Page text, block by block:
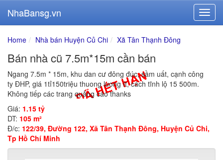
NhaBansg.vn
Home Nhà bán Huyện Củ Chi Xã Tân Thạnh Đông
Bán nhà cũ 7.5m*15m cần bán
Ngang 7.5m * 15m, khu dan cư đông đúc, sầm uất, cạnh công
ty ĐHP, giá 1tỉ150triệu thuong luong ít, cách tĩnh lộ 15 500m.
Không tiếp các trang quảng cáo thanks
Giá: 1.15 tỷ
DT: 105 m²
Đ/c: 122/39, Đường 122, Xã Tân Thạnh Đông, Huyện Củ Chi,
Tp Hồ Chí Minh